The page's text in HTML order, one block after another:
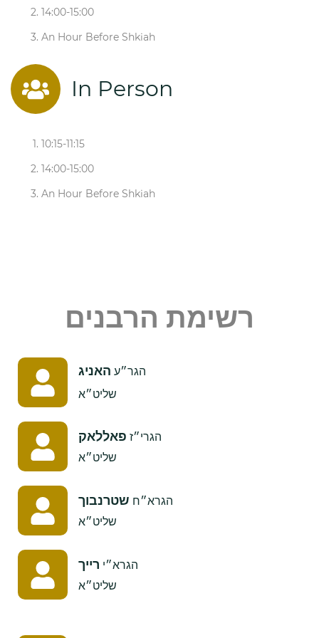
לפני חג הסוכות אשר הגרש"א גרינפעלד שליט"א רב דביהמ"ד "קהל
חסידים", אשר נודע במומחיותו להלכה ולמעשה בשאלות על ארבע
גם יש לציין את השירות בעניני כשרות, המו"ץ דקהילתנו הגרא"ח
שטערנבוך שליט"א עונה בכל יום בין השעות 10.30-12.00 על
!"וכה איתא בגמרא (ברכות ח,א): "אמר רבי חייא בר אמי משמיה
14:00-15:00
An Hour Before Shkiah
In Person
10:15-11:15
14:00-15:00
An Hour Before Shkiah
רשימת הרבנים
הגר״ע האניג
שליט״א
הגרי״ז פאללאק
​שליט״א
הגרא״ח שטרנבוך
​שליט״א
הגרא״י רייך
שליט״א